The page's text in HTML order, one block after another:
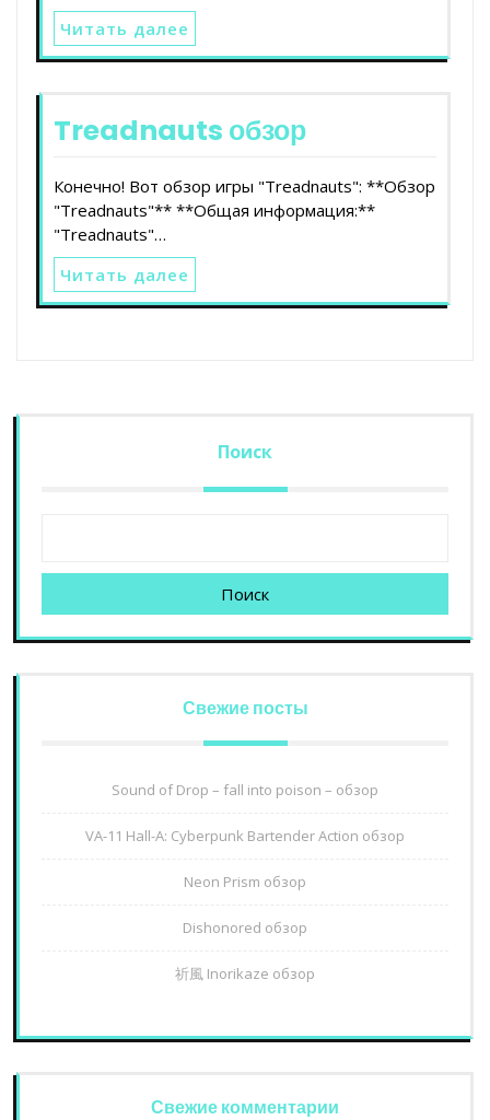
Читать далее
Treadnauts обзор
Конечно! Вот обзор игры "Treadnauts": **Обзор
"Treadnauts"** **Общая информация:**
"Treadnauts"…
Читать далее
Поиск
Поиск
Свежие посты
Sound of Drop – fall into poison – обзор
VA-11 Hall-A: Cyberpunk Bartender Action обзор
Neon Prism обзор
Dishonored обзор
祈風 Inorikaze обзор
Свежие комментарии